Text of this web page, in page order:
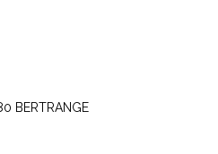
BERTRANGE